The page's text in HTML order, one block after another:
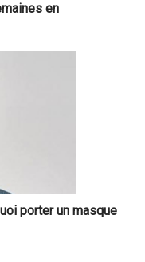
en
porter un masque